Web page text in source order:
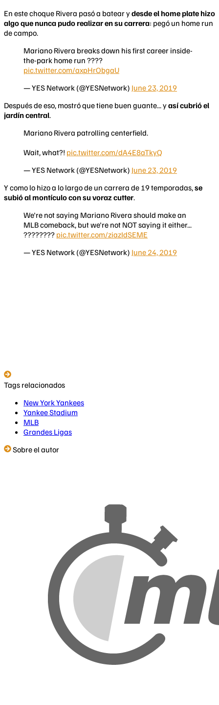
En este choque Rivera pasó a batear ydesde el home plate hizo
algo que nunca pudo realizar en su carrera: pegó un home run
de campo.
Mariano Rivera breaks down his first career inside-
the-park home run ????
pic.twitter.com/axpHrObgaU
— YES Network (@YESNetwork) June 23, 2019
Después de eso, mostró que tiene buen guante... yasí cubrió el
jardín central.
Mariano Rivera patrolling centerfield.
Wait, what?! pic.twitter.com/dA4E8aTkyQ
— YES Network (@YESNetwork) June 23, 2019
Y como lo hizo a lo largo de un carrera de 19 temporadas,se
subió al montículo con su voraz cutter.
We're not saying Mariano Rivera should make an
MLB comeback, but we're not NOT saying it either...
???????? pic.twitter.com/ziazIdSEME
— YES Network (@YESNetwork) June 24, 2019
Tags relacionados
New York Yankees
Yankee Stadium
MLB
Grandes Ligas
Sobre el autor